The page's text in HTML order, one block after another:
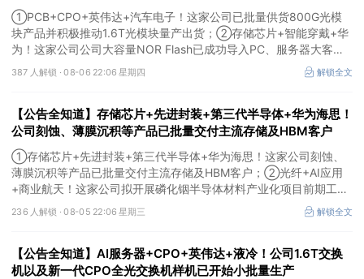
①PCB+CPO+英伟达+汽车电子！这家公司已批量供货800G光模
块产品并积极推动1.6T光模块量产出货；②存储芯片+智能穿戴+华
为！这家公司公司大容量NOR Flash已成功导入PC、服务器大客
户；③边缘计算+智慧灯杆！公司拟跨界布局固态存储标的。
387 人解锁 ·08-06 22:06 星期四 解锁全文
【公告全知道】存储芯片+先进封装+第三代半导体+华为海思！
公司刻蚀、薄膜沉积等产品已批量交付主流存储及HBM客户
①存储芯片+先进封装+第三代半导体+华为海思！这家公司刻蚀、
薄膜沉积等产品已批量交付主流存储及HBM客户；②光纤+AI应用
+商业航天！这家公司拟开展磷化铟半导体材料产业化项目前期工
作；③MLCC+光模块+商业航天+军工！公司拟定增募资不超3亿元
用于MLCC相关项目。
236 人解锁 ·08-05 22:06 星期三 解锁全文
【公告全知道】AI服务器+CPO+英伟达+液冷！公司1.6T交换
机以及新一代CPO全光交换机样机已开始小批量生产